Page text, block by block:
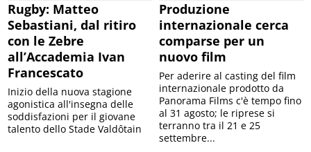
Rugby: Matteo
Sebastiani, dal ritiro
con le Zebre
all’Accademia Ivan
Francescato
Inizio della nuova stagione
agonistica all'insegna delle
soddisfazioni per il giovane
talento dello Stade Valdôtain
Produzione
internazionale cerca
comparse per un
nuovo film
Per aderire al casting del film
internazionale prodotto da
Panorama Films c'è tempo fino
al 31 agosto; le riprese si
terranno tra il 21 e 25
settembre...